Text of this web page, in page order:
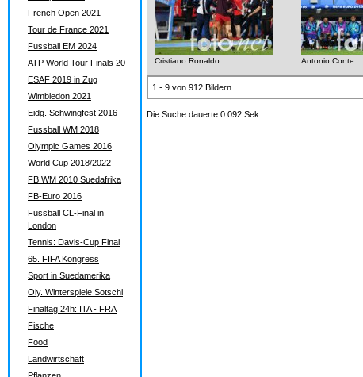
French Open 2021
Tour de France 2021
Fussball EM 2024
ATP World Tour Finals 20
ESAF 2019 in Zug
Wimbledon 2021
Eidg. Schwingfest 2016
Fussball WM 2018
Olympic Games 2016
World Cup 2018/2022
FB WM 2010 Suedafrika
FB-Euro 2016
Fussball CL-Final in
London
Tennis: Davis-Cup Final
65. FIFA Kongress
Sport in Suedamerika
Oly. Winterspiele Sotschi
Finaltag 24h: ITA - FRA
Fische
Food
Landwirtschaft
Cristiano Ronaldo Antonio Conte
1 - 9 von 912 Bildern
Die Suche dauerte 0.092 Sek.